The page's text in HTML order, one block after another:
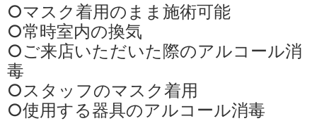
○マスク着用のまま施術可能
○常時室内の換気
○ご来店いただいた際のアルコール消
毒
○スタッフのマスク着用
○使用する器具のアルコール消毒